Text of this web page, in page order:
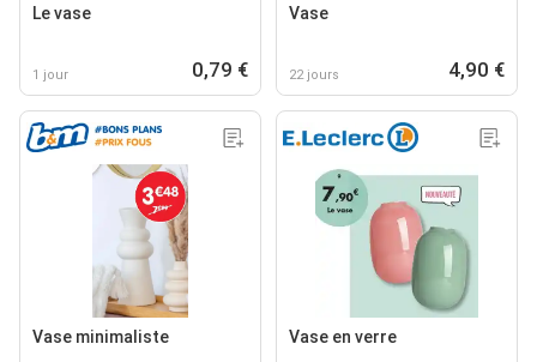
Le vase
1 jour 0,79 €
Vase
22 jours 4,90 €
Vase minimaliste Vase en verre